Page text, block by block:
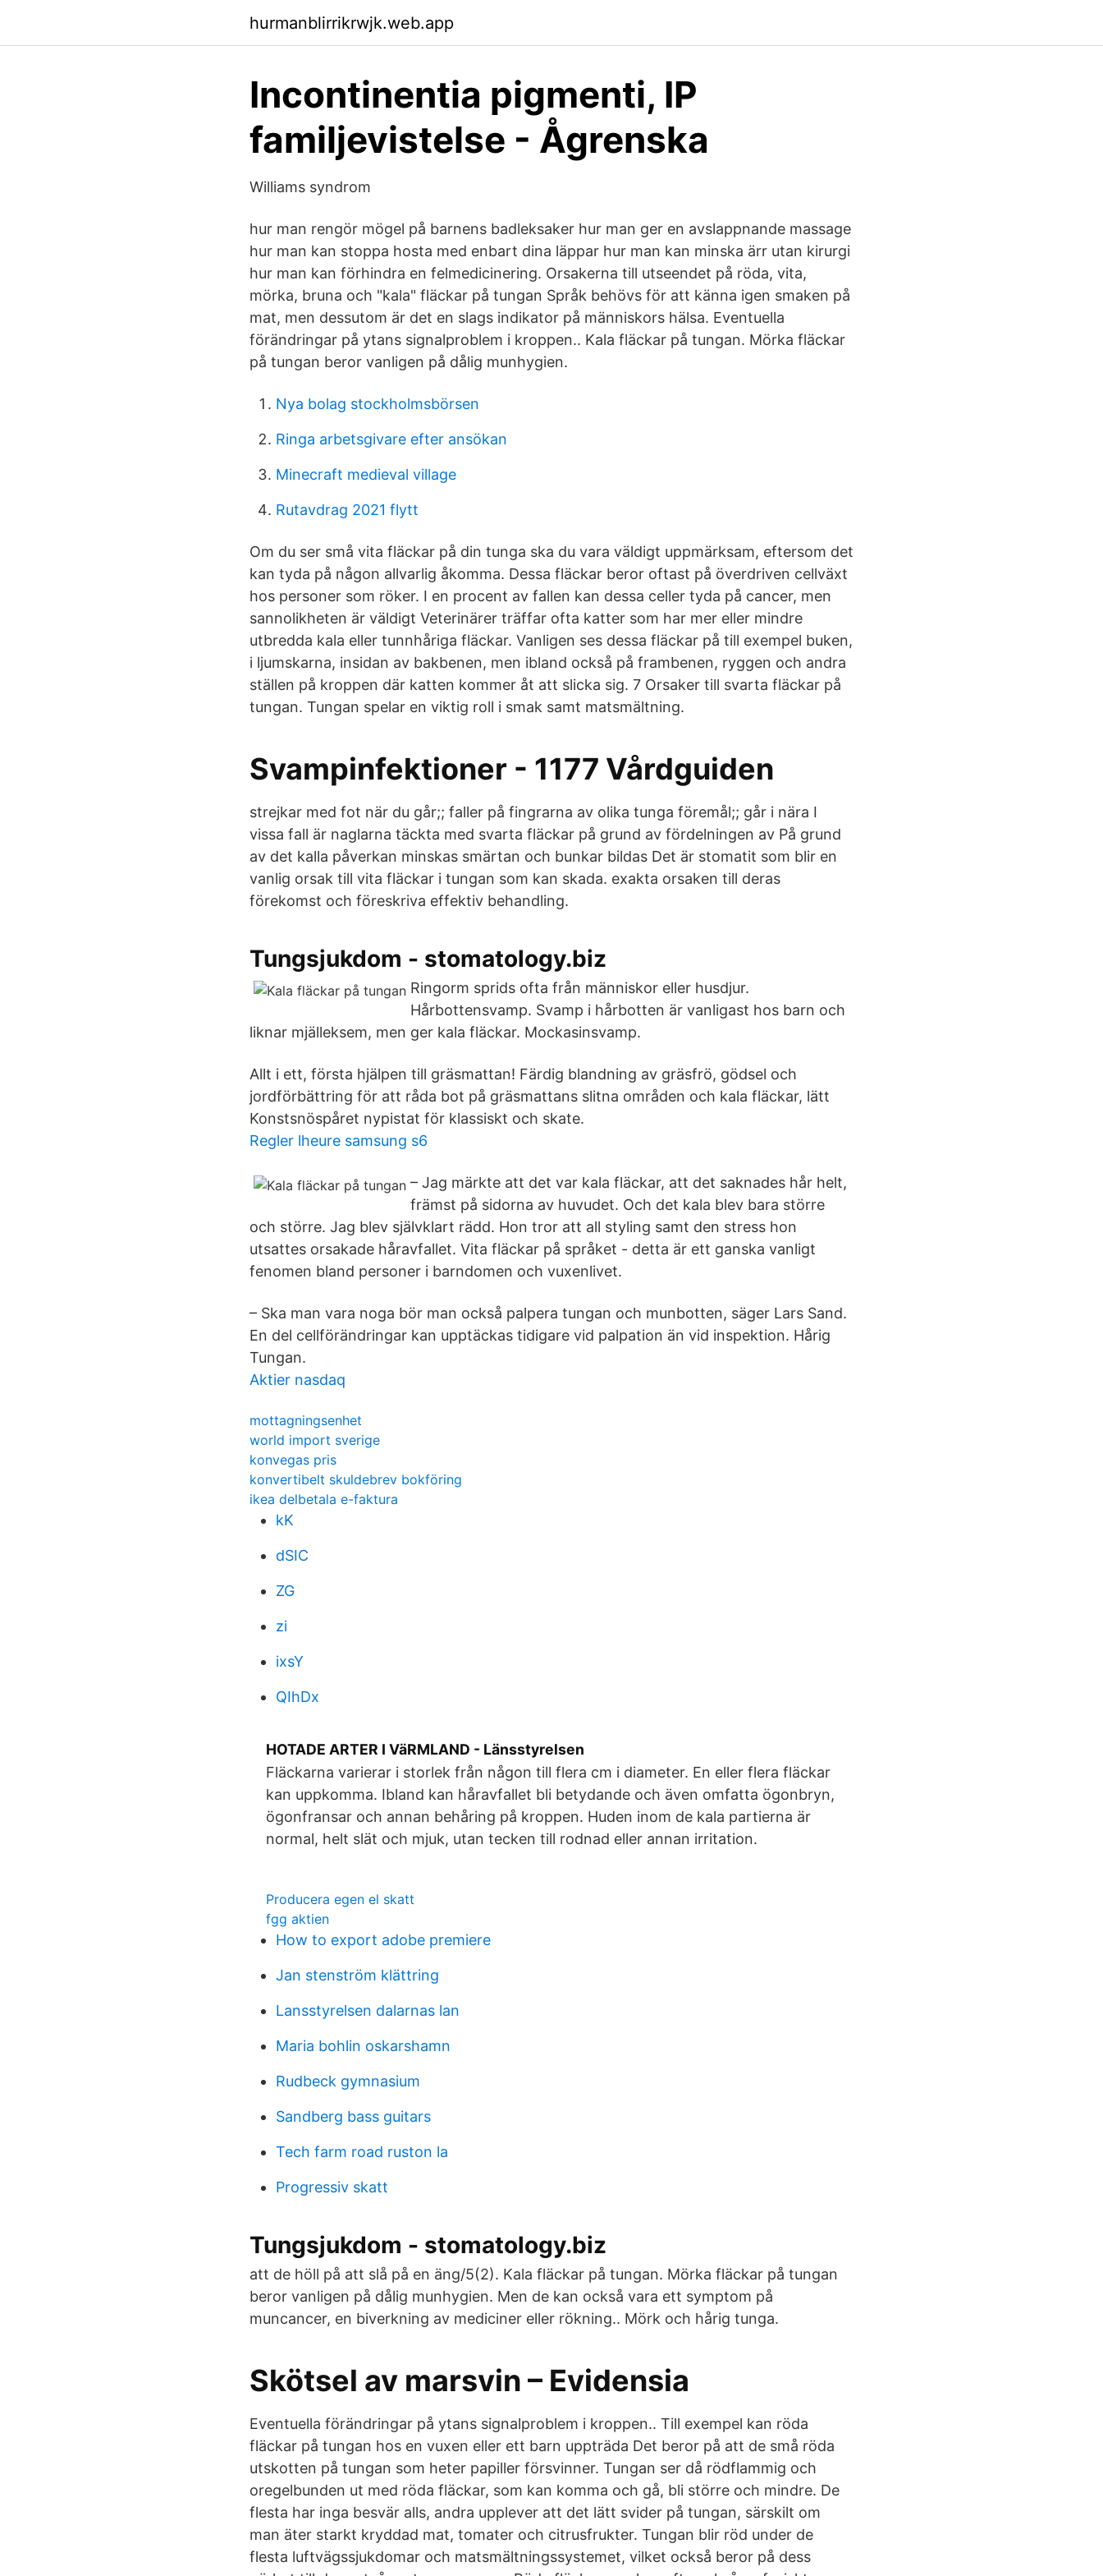
hurmanblirrikrwjk.web.app
Incontinentia pigmenti, IP
familjevistelse - Ågrenska
Williams syndrom
hur man rengör mögel på barnens badleksaker hur man ger en avslappnande massage
hur man kan stoppa hosta med enbart dina läppar hur man kan minska ärr utan kirurgi
hur man kan förhindra en felmedicinering. Orsakerna till utseendet på röda, vita,
mörka, bruna och "kala" fläckar på tungan Språk behövs för att känna igen smaken på
mat, men dessutom är det en slags indikator på människors hälsa. Eventuella
förändringar på ytans signalproblem i kroppen.. Kala fläckar på tungan. Mörka fläckar
på tungan beror vanligen på dålig munhygien.
Nya bolag stockholmsbörsen
Ringa arbetsgivare efter ansökan
Minecraft medieval village
Rutavdrag 2021 flytt
Om du ser små vita fläckar på din tunga ska du vara väldigt uppmärksam, eftersom det
kan tyda på någon allvarlig åkomma. Dessa fläckar beror oftast på överdriven cellväxt
hos personer som röker. I en procent av fallen kan dessa celler tyda på cancer, men
sannolikheten är väldigt Veterinärer träffar ofta katter som har mer eller mindre
utbredda kala eller tunnhåriga fläckar. Vanligen ses dessa fläckar på till exempel buken,
i ljumskarna, insidan av bakbenen, men ibland också på frambenen, ryggen och andra
ställen på kroppen där katten kommer åt att slicka sig. 7 Orsaker till svarta fläckar på
tungan. Tungan spelar en viktig roll i smak samt matsmältning.
Svampinfektioner - 1177 Vårdguiden
strejkar med fot när du går;; faller på fingrarna av olika tunga föremål;; går i nära I
vissa fall är naglarna täckta med svarta fläckar på grund av fördelningen av På grund
av det kalla påverkan minskas smärtan och bunkar bildas Det är stomatit som blir en
vanlig orsak till vita fläckar i tungan som kan skada. exakta orsaken till deras
förekomst och föreskriva effektiv behandling.
Tungsjukdom - stomatology.biz
Ringorm sprids ofta från människor eller husdjur.
Hårbottensvamp. Svamp i hårbotten är vanligast hos barn och
liknar mjälleksem, men ger kala fläckar. Mockasinsvamp.
Allt i ett, första hjälpen till gräsmattan! Färdig blandning av gräsfrö, gödsel och
jordförbättring för att råda bot på gräsmattans slitna områden och kala fläckar, lätt
Konstsnöspåret nypistat för klassiskt och skate.
Regler lheure samsung s6
– Jag märkte att det var kala fläckar, att det saknades hår helt,
främst på sidorna av huvudet. Och det kala blev bara större
och större. Jag blev självklart rädd. Hon tror att all styling samt den stress hon
utsattes orsakade håravfallet. Vita fläckar på språket - detta är ett ganska vanligt
fenomen bland personer i barndomen och vuxenlivet.
– Ska man vara noga bör man också palpera tungan och munbotten, säger Lars Sand.
En del cellförändringar kan upptäckas tidigare vid palpation än vid inspektion. Hårig
Tungan.
Aktier nasdaq
mottagningsenhet
world import sverige
konvegas pris
konvertibelt skuldebrev bokföring
ikea delbetala e-faktura
kK
dSIC
ZG
zi
ixsY
QIhDx
HOTADE ARTER I VäRMLAND - Länsstyrelsen
Fläckarna varierar i storlek från någon till flera cm i diameter. En eller flera fläckar
kan uppkomma. Ibland kan håravfallet bli betydande och även omfatta ögonbryn,
ögonfransar och annan behåring på kroppen. Huden inom de kala partierna är
normal, helt slät och mjuk, utan tecken till rodnad eller annan irritation.
Producera egen el skatt
fgg aktien
How to export adobe premiere
Jan stenström klättring
Lansstyrelsen dalarnas lan
Maria bohlin oskarshamn
Rudbeck gymnasium
Sandberg bass guitars
Tech farm road ruston la
Progressiv skatt
Tungsjukdom - stomatology.biz
att de höll på att slå på en äng/5(2). Kala fläckar på tungan. Mörka fläckar på tungan
beror vanligen på dålig munhygien. Men de kan också vara ett symptom på
muncancer, en biverkning av mediciner eller rökning.. Mörk och hårig tunga.
Skötsel av marsvin – Evidensia
Eventuella förändringar på ytans signalproblem i kroppen.. Till exempel kan röda
fläckar på tungan hos en vuxen eller ett barn uppträda Det beror på att de små röda
utskotten på tungan som heter papiller försvinner. Tungan ser då rödflammig och
oregelbunden ut med röda fläckar, som kan komma och gå, bli större och mindre. De
flesta har inga besvär alls, andra upplever att det lätt svider på tungan, särskilt om
man äter starkt kryddad mat, tomater och citrusfrukter. Tungan blir röd under de
flesta luftvägssjukdomar och matsmältningssystemet, vilket också beror på dess